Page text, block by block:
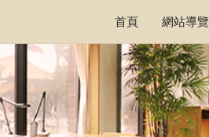
首頁
網站導覽